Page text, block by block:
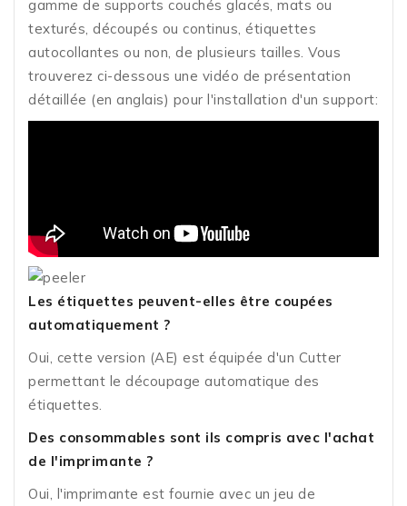
gamme de supports couchés glacés, mats ou
texturés, découpés ou continus, étiquettes
autocollantes ou non, de plusieurs tailles. Vous
trouverez ci-dessous une vidéo de présentation
détaillée (en anglais) pour l'installation d'un support:
Les étiquettes peuvent-elles être coupées
automatiquement ?
Oui, cette version (AE) est équipée d'un Cutter
permettant le découpage automatique des
étiquettes.
Des consommables sont ils compris avec l'achat
de l'imprimante ?
Oui, l'imprimante est fournie avec un jeu de